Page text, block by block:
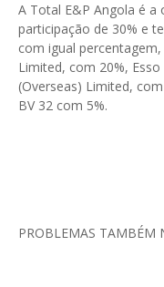
A Total E&P Angola é
participação de 30% e
com igual
Limited, com 20%,
(Overseas) Limited,
BV 32 com 5%.
PROBLEMAS TAMBÉM